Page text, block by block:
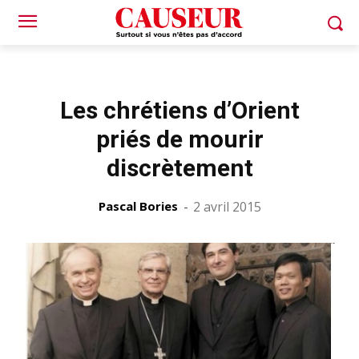
Les chrétiens d’Orient
priés de mourir
discrètement
Pascal Bories - 2 avril 2015